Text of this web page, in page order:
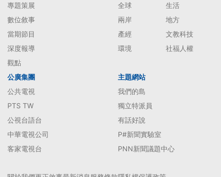
專題策展
數位敘事
當期節目
深度報導
觀點
全球
生活
兩岸
地方
產經
文教科技
環境
社福人權
公廣集團
公共電視
PTS TW
公視台語台
中華電視公司
客家電視台
主題網站
我們的島
獨立特派員
有話好說
P#新聞實驗室
PNN新聞議題中心